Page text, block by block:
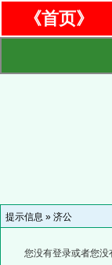
《首页》
提示信息 » 济公
您没有登录或者您